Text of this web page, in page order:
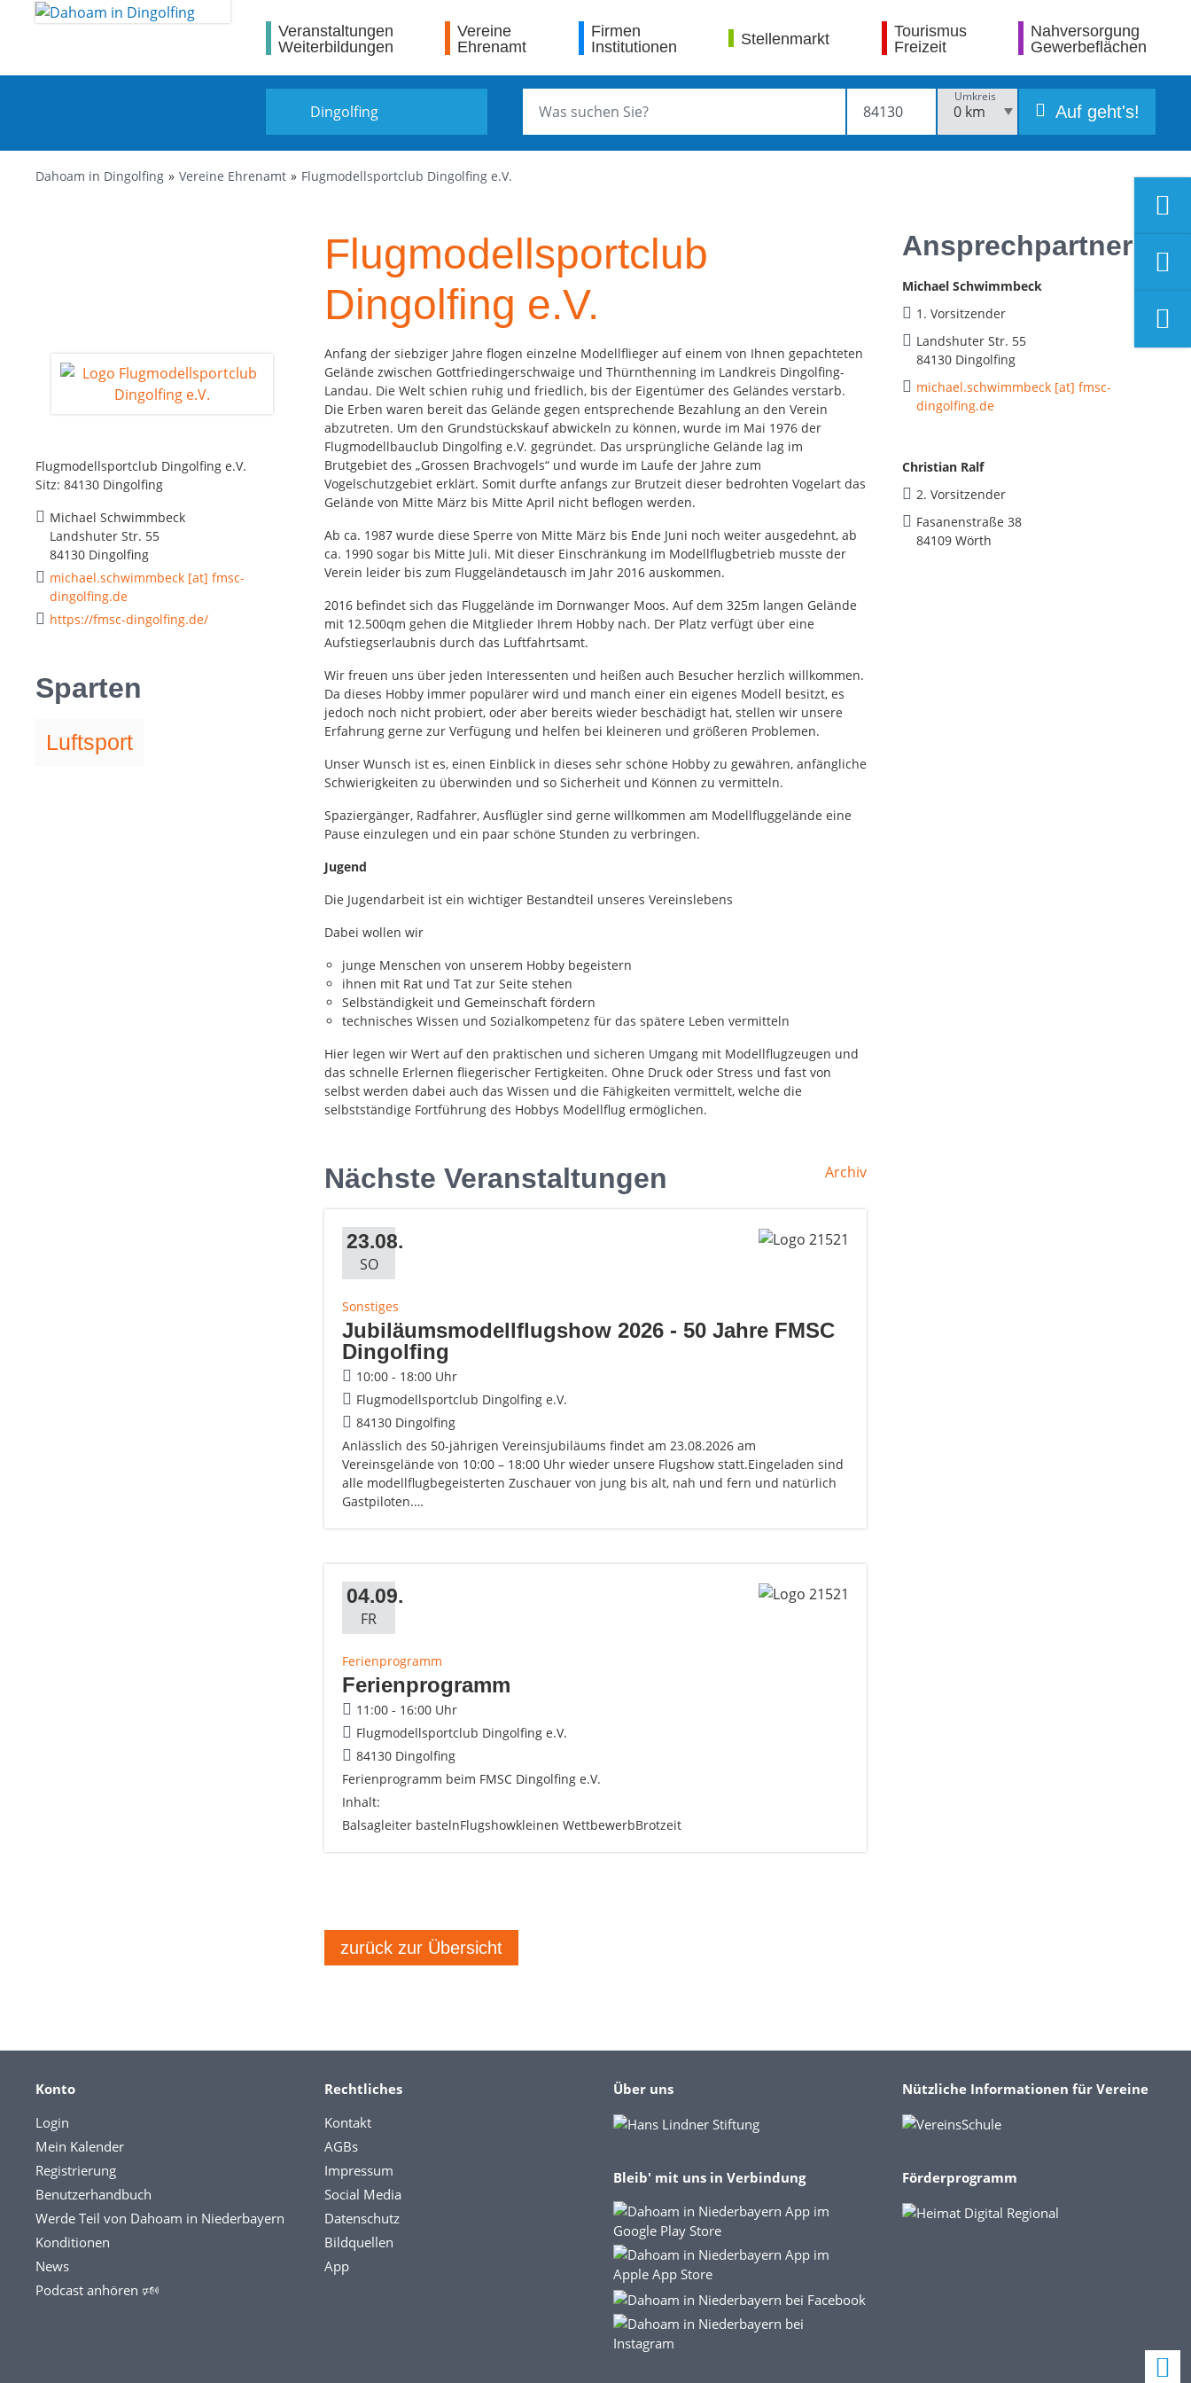
Veranstaltungen
Weiterbildungen
Vereine
Ehrenamt
Firmen
Institutionen
Stellenmarkt
Tourismus
Freizeit
Nahversorgung
Gewerbeflächen
Dingolfing
Umkreis
Auf geht's!
Dahoam in Dingolfing Vereine Ehrenamt Flugmodellsportclub Dingolfing e.V.
Flugmodellsportclub Dingolfing e.V.
Sitz: 84130 Dingolfing
Michael Schwimmbeck
Landshuter Str. 55
84130 Dingolfing
michael.schwimmbeck [at] fmsc-
dingolfing.de
https://fmsc-dingolfing.de/
Sparten
Luftsport
Flugmodellsportclub
Dingolfing e.V.
Anfang der siebziger Jahre flogen einzelne Modellflieger auf einem von Ihnen gepachteten
Gelände zwischen Gottfriedingerschwaige und Thürnthenning im Landkreis Dingolfing-
Landau. Die Welt schien ruhig und friedlich, bis der Eigentümer des Geländes verstarb.
Die Erben waren bereit das Gelände gegen entsprechende Bezahlung an den Verein
abzutreten. Um den Grundstückskauf abwickeln zu können, wurde im Mai 1976 der
Flugmodellbauclub Dingolfing e.V. gegründet. Das ursprüngliche Gelände lag im
Brutgebiet des „Grossen Brachvogels“ und wurde im Laufe der Jahre zum
Vogelschutzgebiet erklärt. Somit durfte anfangs zur Brutzeit dieser bedrohten Vogelart das
Gelände von Mitte März bis Mitte April nicht beflogen werden.
Ab ca. 1987 wurde diese Sperre von Mitte März bis Ende Juni noch weiter ausgedehnt, ab
ca. 1990 sogar bis Mitte Juli. Mit dieser Einschränkung im Modellflugbetrieb musste der
Verein leider bis zum Fluggeländetausch im Jahr 2016 auskommen.
2016 befindet sich das Fluggelände im Dornwanger Moos. Auf dem 325m langen Gelände
mit 12.500qm gehen die Mitglieder Ihrem Hobby nach. Der Platz verfügt über eine
Aufstiegserlaubnis durch das Luftfahrtsamt.
Wir freuen uns über jeden Interessenten und heißen auch Besucher herzlich willkommen.
Da dieses Hobby immer populärer wird und manch einer ein eigenes Modell besitzt, es
jedoch noch nicht probiert, oder aber bereits wieder beschädigt hat, stellen wir unsere
Erfahrung gerne zur Verfügung und helfen bei kleineren und größeren Problemen.
Unser Wunsch ist es, einen Einblick in dieses sehr schöne Hobby zu gewähren, anfängliche
Schwierigkeiten zu überwinden und so Sicherheit und Können zu vermitteln.
Spaziergänger, Radfahrer, Ausflügler sind gerne willkommen am Modellfluggelände eine
Pause einzulegen und ein paar schöne Stunden zu verbringen.
Jugend
Die Jugendarbeit ist ein wichtiger Bestandteil unseres Vereinslebens
Dabei wollen wir
junge Menschen von unserem Hobby begeistern
ihnen mit Rat und Tat zur Seite stehen
Selbständigkeit und Gemeinschaft fördern
technisches Wissen und Sozialkompetenz für das spätere Leben vermitteln
Hier legen wir Wert auf den praktischen und sicheren Umgang mit Modellflugzeugen und
das schnelle Erlernen fliegerischer Fertigkeiten. Ohne Druck oder Stress und fast von
selbst werden dabei auch das Wissen und die Fähigkeiten vermittelt, welche die
selbstständige Fortführung des Hobbys Modellflug ermöglichen.
Nächste Veranstaltungen Archiv
23.08.
SO
Sonstiges
Jubiläumsmodellflugshow 2026 - 50 Jahre FMSC
Dingolfing
10:00 - 18:00 Uhr
Flugmodellsportclub Dingolfing e.V.
84130 Dingolfing
Anlässlich des 50-jährigen Vereinsjubiläums findet am 23.08.2026 am
Vereinsgelände von 10:00 – 18:00 Uhr wieder unsere Flugshow statt.Eingeladen sind
alle modellflugbegeisterten Zuschauer von jung bis alt, nah und fern und natürlich
Gastpiloten.…
04.09.
FR
Ferienprogramm
Ferienprogramm
11:00 - 16:00 Uhr
Flugmodellsportclub Dingolfing e.V.
84130 Dingolfing
Ferienprogramm beim FMSC Dingolfing e.V.
Inhalt:
Balsagleiter bastelnFlugshowkleinen WettbewerbBrotzeit
zurück zur Übersicht
Ansprechpartner
Michael Schwimmbeck
1. Vorsitzender
Landshuter Str. 55
84130 Dingolfing
michael.schwimmbeck [at] fmsc-
dingolfing.de
Christian Ralf
2. Vorsitzender
Fasanenstraße 38
84109 Wörth
Konto
Login
Mein Kalender
Registrierung
Benutzerhandbuch
Werde Teil von Dahoam in Niederbayern
Konditionen
News
Podcast anhören 🕬
Rechtliches
Kontakt
AGBs
Impressum
Social Media
Datenschutz
Bildquellen
App
Über uns
Bleib' mit uns in Verbindung
Nützliche Informationen für Vereine
Förderprogramm